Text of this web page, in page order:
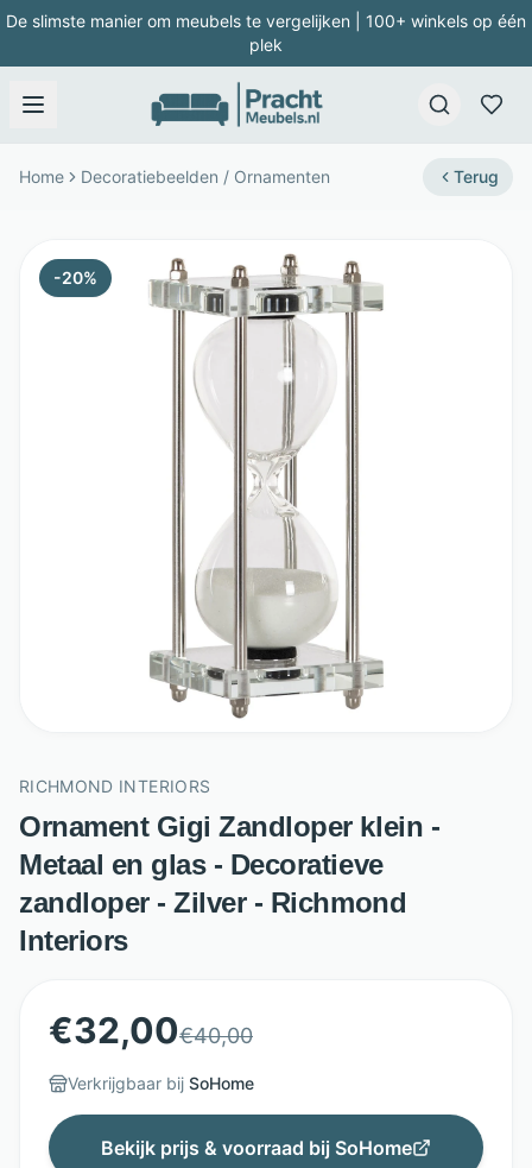
De slimste manier om meubels te vergelijken | 100+ winkels op één
plek
Home Decoratiebeelden / Ornamenten Terug
-20%
RICHMOND INTERIORS
Ornament Gigi Zandloper klein -
Metaal en glas - Decoratieve
zandloper - Zilver - Richmond
Interiors
€32,00€40,00
Verkrijgbaar bij SoHome
Bekijk prijs & voorraad bij SoHome